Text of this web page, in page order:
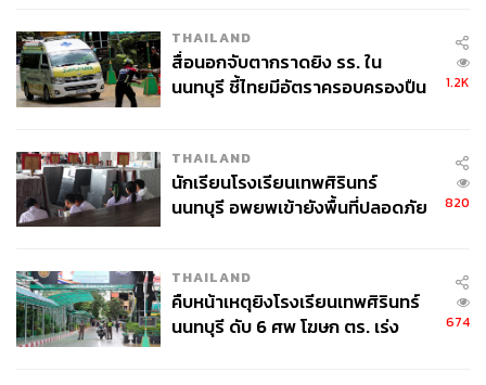
THAILAND
สื่อนอกจับตากราดยิง รร. ใน
นนทบุรี ชี้ไทยมีอัตราครอบครองปืน
1.2K
THAILAND
นักเรียนโรงเรียนเทพศิรินทร์
นนทบุรี อพยพเข้ายังพื้นที่ปลอดภัย
820
THAILAND
คืบหน้าเหตุยิงโรงเรียนเทพศิรินทร์
นนทบุรี ดับ 6 ศพ โฆษก ตร. เร่ง
674